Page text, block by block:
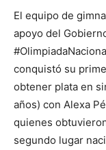
El equipo de
apoyo del
conquistó su
obtener plata en
años) con Alexa
quienes
segundo lugar